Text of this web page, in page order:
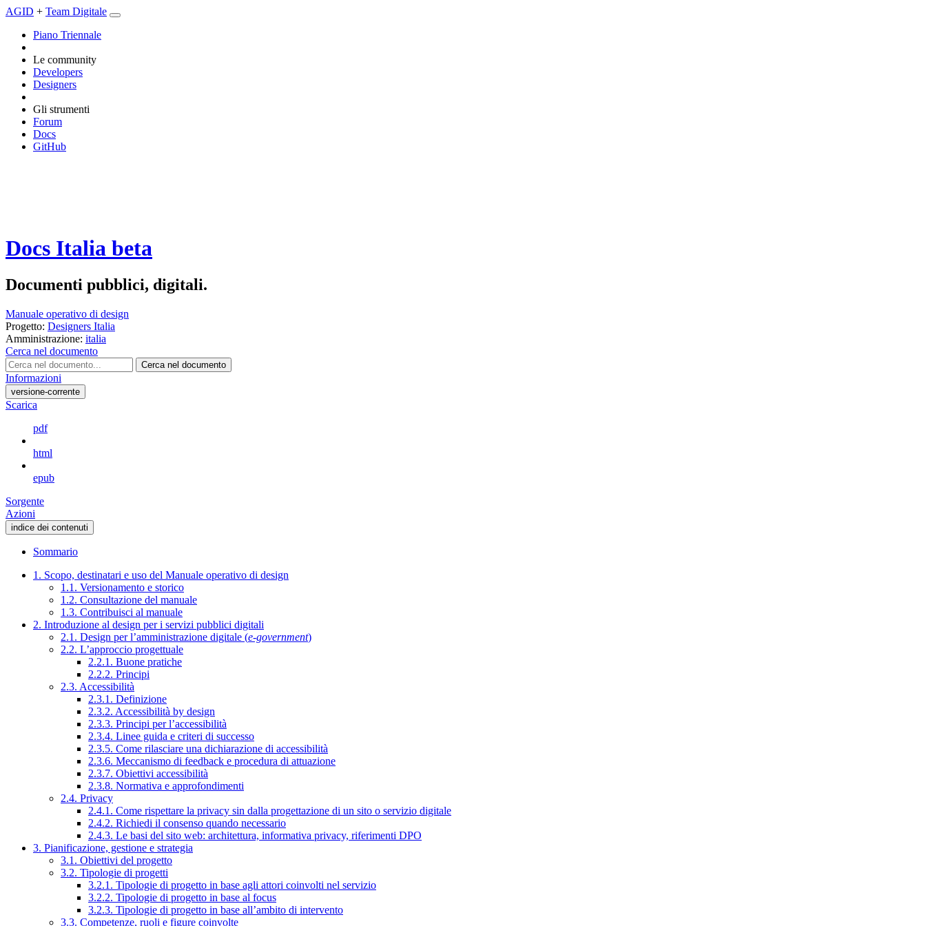
AGID + Team Digitale
Piano Triennale
Le community
Developers
Designers
Gli strumenti
Forum
Docs
GitHub
Docs Italia beta
Documenti pubblici, digitali.
Manuale operativo di design
Progetto: Designers Italia
Amministrazione: italia
Cerca nel documento
Cerca nel documento
Informazioni
versione-corrente
Scarica
pdf
html
epub
Sorgente
Azioni
indice dei contenuti
Sommario
1. Scopo, destinatari e uso del Manuale operativo di design
1.1. Versionamento e storico
1.2. Consultazione del manuale
1.3. Contribuisci al manuale
2. Introduzione al design per i servizi pubblici digitali
2.1. Design per l’amministrazione digitale (e-government)
2.2. L’approccio progettuale
2.2.1. Buone pratiche
2.2.2. Principi
2.3. Accessibilità
2.3.1. Definizione
2.3.2. Accessibilità by design
2.3.3. Principi per l’accessibilità
2.3.4. Linee guida e criteri di successo
2.3.5. Come rilasciare una dichiarazione di accessibilità
2.3.6. Meccanismo di feedback e procedura di attuazione
2.3.7. Obiettivi accessibilità
2.3.8. Normativa e approfondimenti
2.4. Privacy
2.4.1. Come rispettare la privacy sin dalla progettazione di un sito o servizio digitale
2.4.2. Richiedi il consenso quando necessario
2.4.3. Le basi del sito web: architettura, informativa privacy, riferimenti DPO
3. Pianificazione, gestione e strategia
3.1. Obiettivi del progetto
3.2. Tipologie di progetti
3.2.1. Tipologie di progetto in base agli attori coinvolti nel servizio
3.2.2. Tipologie di progetto in base al focus
3.2.3. Tipologie di progetto in base all’ambito di intervento
3.3. Competenze, ruoli e figure coinvolte